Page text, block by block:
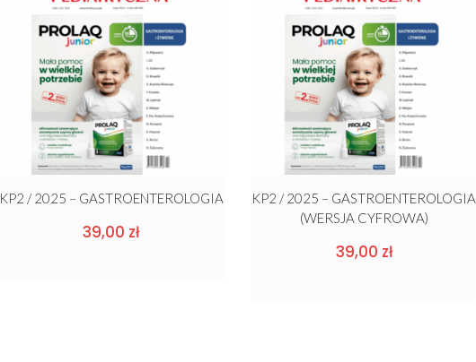
KP2 / 2025 – GASTROENTEROLOGIA
39,00 zł
KP2 / 2025 – GASTROENTEROLOGIA
(WERSJA CYFROWA)
39,00 zł